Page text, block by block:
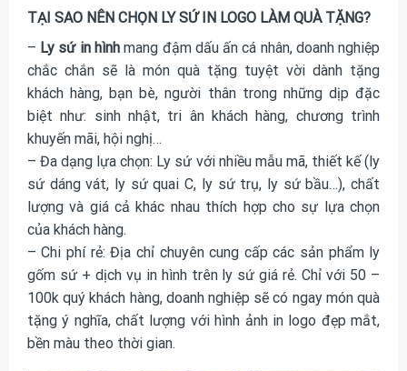
TẠI SAO NÊN CHỌN LY SỨ IN LOGO LÀM QUÀ TẶNG?
– Ly sứ in hìnhmang đậm dấu ấn cá nhân, doanh nghiệp
chắc chắn sẽ là món quà tặng tuyệt vời dành tặng
khách hàng, bạn bè, người thân trong những dịp đặc
biệt như: sinh nhật, tri ân khách hàng, chương trình
khuyến mãi, hội nghị…
– Đa dạng lựa chọn: Ly sứ với nhiều mẫu mã, thiết kế (ly
sứ dáng vát, ly sứ quai C, ly sứ trụ, ly sứ bầu…), chất
lượng và giá cả khác nhau thích hợp cho sự lựa chọn
của khách hàng.
– Chi phí rẻ: Địa chỉ chuyên cung cấp các sản phẩm ly
gốm sứ + dịch vụ in hình trên ly sứ giá rẻ. Chỉ với 50 –
100k quý khách hàng, doanh nghiệp sẽ có ngay món quà
tặng ý nghĩa, chất lượng với hình ảnh in logo đẹp mắt,
bền màu theo thời gian.